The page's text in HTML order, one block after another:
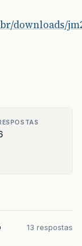
downloads/
13 respostas